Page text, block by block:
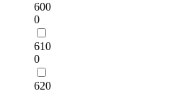
600
0
610
0
620